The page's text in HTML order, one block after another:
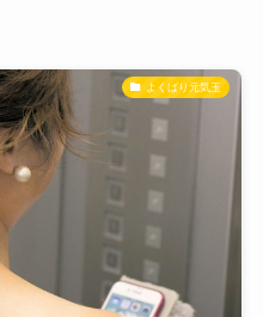
よくばり元気玉